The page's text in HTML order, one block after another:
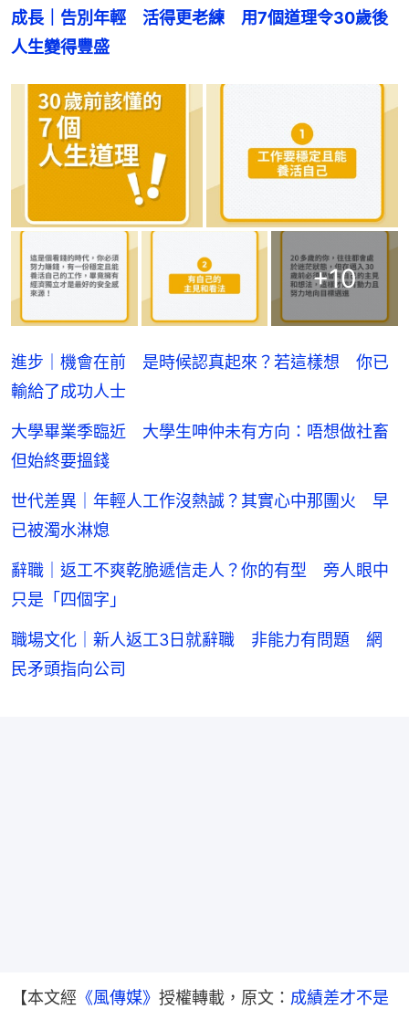
成長｜告別年輕　活得更老練　用7個道理令30歲後
人生變得豐盛
+10
進步｜機會在前 是時候認真起來？若這樣想 你已
輸給了成功人士
大學畢業季臨近 大學生呻仲未有方向：唔想做社畜
但始終要搵錢
世代差異｜年輕人工作沒熱誠？其實心中那團火 早
已被濁水淋熄
辭職｜返工不爽乾脆遞信走人？你的有型 旁人眼中
只是「四個字」
職場文化｜新人返工3日就辭職 非能力有問題 網
民矛頭指向公司
【本文經 《風傳媒》 授權轉載，原文： 成績差才不是